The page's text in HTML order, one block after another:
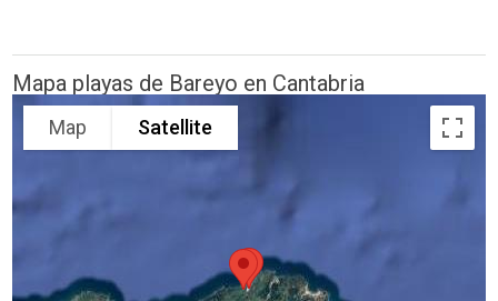
Mapa playas de Bareyo en Cantabria
Map Satellite